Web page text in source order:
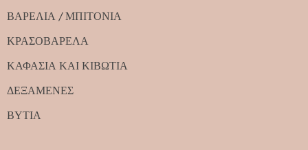
ΒΑΡΕΛΙΑ / ΜΠΙΤΟΝΙΑ
ΚΡΑΣΟΒΑΡΕΛΑ
ΚΑΦΑΣΙΑ ΚΑΙ ΚΙΒΩΤΙΑ
ΔΕΞΑΜΕΝΕΣ
ΒΥΤΙΑ